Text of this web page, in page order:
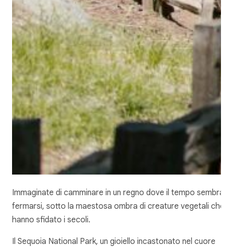
Immaginate di camminare in un regno dove il tempo sembra
fermarsi, sotto la maestosa ombra di creature vegetali che
hanno sfidato i secoli.
Il Sequoia National Park, un gioiello incastonato nel cuore